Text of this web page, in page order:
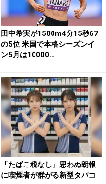
田中希実が1500m4分15秒67
の5位 米国で本格シーズンイ
ン5月は10000...
「たばこ税なし」思わぬ朗報
に喫煙者が群がる新型タバコ